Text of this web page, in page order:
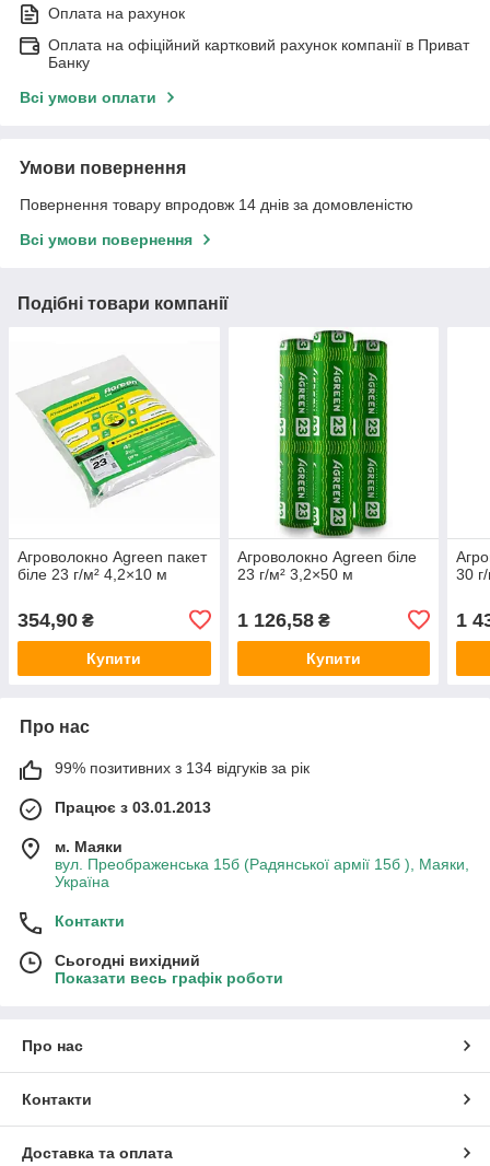
Оплата на рахунок
Оплата на офіційний картковий рахунок компанії в Приват
Банку
Всі умови оплати
Умови повернення
Повернення товару впродовж 14 днів за домовленістю
Всі умови повернення
Подібні товари компанії
Агроволокно Agreen пакет
біле 23 г/м² 4,2×10 м
354,90 ₴
Купити
Агроволокно Agreen біле
23 г/м² 3,2×50 м
1 126,58₴
Купити
30
1
Про нас
99% позитивних з 134 відгуків за рік
Працює з 03.01.2013
м. Маяки
вул. Преображенська 15б (Радянської армії 15б ), Маяки,
Україна
Контакти
Сьогодні вихідний
Показати весь графік роботи
Про нас
Контакти
Доставка та оплата